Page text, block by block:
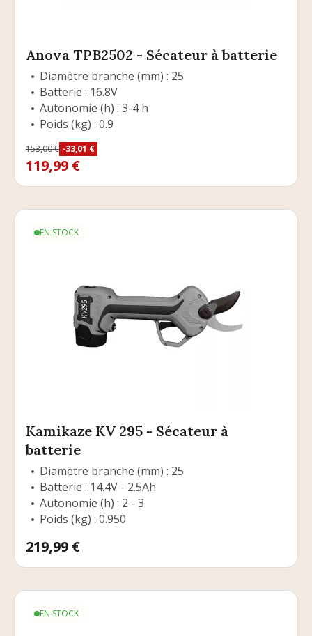
Anova TPB2502 - Sécateur à batterie
Diamètre branche (mm) : 25
Batterie : 16.8V
Autonomie (h) : 3-4 h
Poids (kg) : 0.9
Prix de base
153,00 € -33,01 €
Prix
119,99 €
EN STOCK
Kamikaze KV 295 - Sécateur à
batterie
Diamètre branche (mm) : 25
Batterie : 14.4V - 2.5Ah
Autonomie (h) : 2 - 3
Poids (kg) : 0.950
Prix
219,99 €
EN STOCK